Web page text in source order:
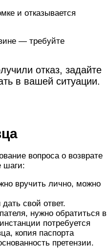
и отказывается
— требуйте
отказ, задайте
в вашей ситуации.
вопроса о возврате
шаги:
вручить лично, можно
свой ответ.
нужно обратиться в
потребуется
копия паспорта
претензии.